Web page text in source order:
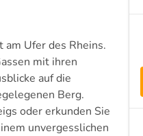
am Ufer des Rheins.
mit ihren
auf die
Berg.
oder erkunden Sie
unvergesslichen